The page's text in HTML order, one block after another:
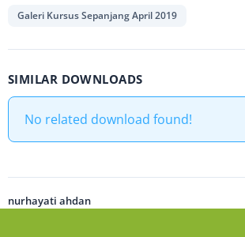
Galeri Kursus Sepanjang April 2019
SIMILAR DOWNLOADS
No related download found!
nurhayati ahdan